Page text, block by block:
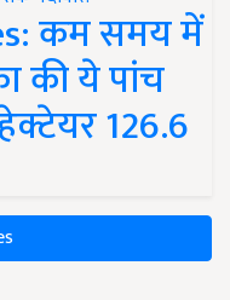
कम समय में
की ये पांच
126.6